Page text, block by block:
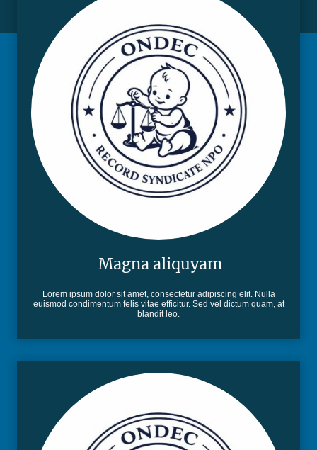
Magna aliquyam
Lorem ipsum dolor sit amet, consectetur adipiscing elit. Nulla
euismod condimentum felis vitae efficitur. Sed vel dictum quam, at
blandit leo.